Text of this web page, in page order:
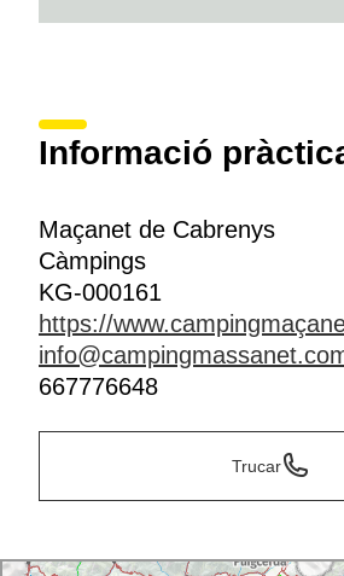
Informació
Maçanet de Cabrenys
Càmpings
KG-000161
https://
667776648
Trucar